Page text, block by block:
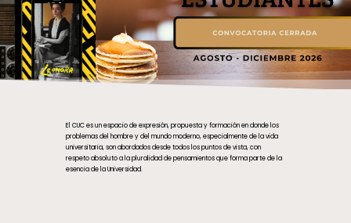
El CUC es un espacio de expresión, propuesta y formación en donde los
problemas del hombre y del mundo moderno, especialmente de la vida
universitaria, son abordados desde todos los puntos de vista, con
respeto absoluto a la pluralidad de pensamientos que forma parte de la
esencia de la Universidad.